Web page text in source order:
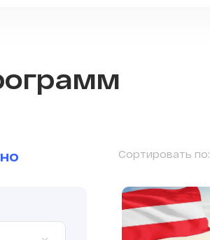
Сортировать по: